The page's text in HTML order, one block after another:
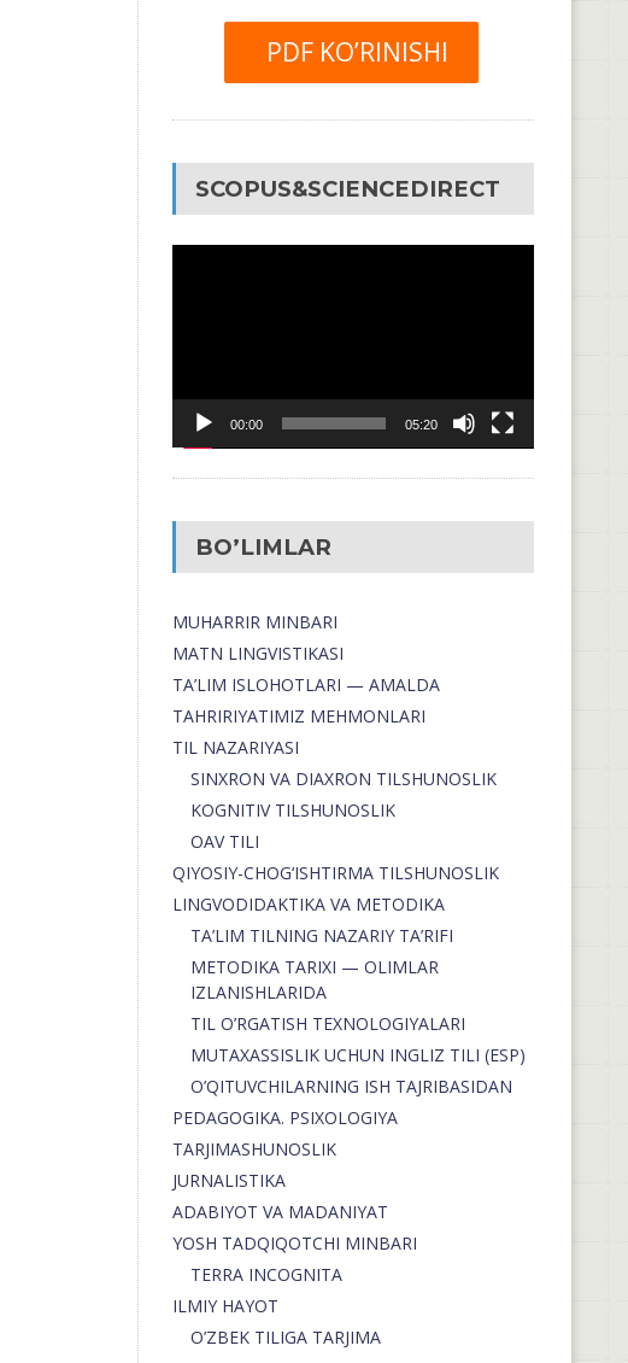
PDF KO’RINISHI
SCOPUS&SCIENCEDIRECT
00:00 05:20
BO’LIMLAR
MUHARRIR MINBARI
MATN LINGVISTIKASI
TA’LIM ISLOHOTLARI — AMALDA
TAHRIRIYATIMIZ MEHMONLARI
TIL NAZARIYASI
SINXRON VA DIAXRON TILSHUNOSLIK
KOGNITIV TILSHUNOSLIK
OAV TILI
QIYOSIY-CHOG‘ISHTIRMA TILSHUNOSLIK
LINGVODIDAKTIKA VA METODIKA
TA’LIM TILNING NAZARIY TA’RIFI
METODIKA TARIXI — OLIMLAR
IZLANISHLARIDA
TIL O’RGATISH TEXNOLOGIYALARI
MUTAXASSISLIK UCHUN INGLIZ TILI (ESP)
O’QITUVCHILARNING ISH TAJRIBASIDAN
PEDAGOGIKA. PSIXOLOGIYA
TARJIMASHUNOSLIK
JURNALISTIKA
ADABIYOT VA MADANIYAT
YOSH TADQIQOTCHI MINBARI
TERRA INCOGNITA
ILMIY HAYOT
O’ZBEK TILIGA TARJIMA